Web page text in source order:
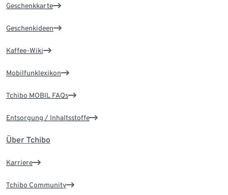
Geschenkkarte
Geschenkideen
Kaffee-Wiki
Mobilfunklexikon
Tchibo MOBIL FAQs
Entsorgung / Inhaltsstoffe
Über Tchibo
Karriere
Tchibo Community